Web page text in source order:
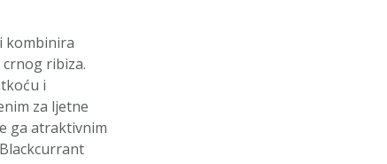
kombinira
ribiza.
i
za ljetne
ga atraktivnim